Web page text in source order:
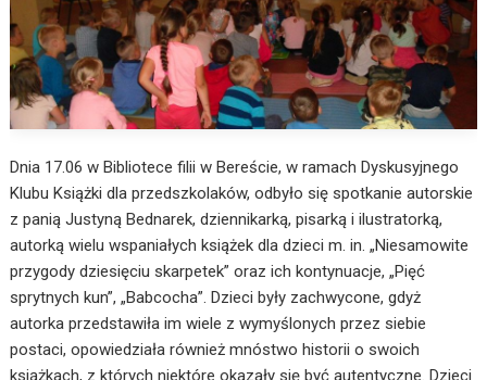
Dnia 17.06 w Bibliotece filii w Bereście, w ramach Dyskusyjnego
Klubu Książki dla przedszkolaków, odbyło się spotkanie autorskie
z panią Justyną Bednarek, dziennikarką, pisarką i ilustratorką,
autorką wielu wspaniałych książek dla dzieci m. in. „Niesamowite
przygody dziesięciu skarpetek” oraz ich kontynuacje, „Pięć
sprytnych kun”, „Babcocha”. Dzieci były zachwycone, gdyż
autorka przedstawiła im wiele z wymyślonych przez siebie
postaci, opowiedziała również mnóstwo historii o swoich
książkach, z których niektóre okazały się być autentyczne. Dzieci